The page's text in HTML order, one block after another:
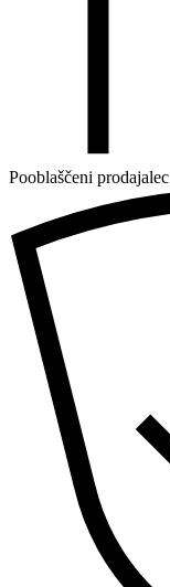
Pooblaščeni prodajalec